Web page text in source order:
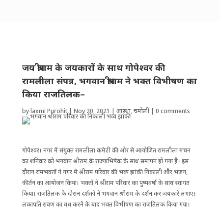
जय श्रीराम के जयकारों के साथ गोपेश्वर की
रामलीला संपन्न, भगवान श्रीराम ने भक्त विभीषण का
किया राजतिलक–
bylaxmi Purohit| Nov 20, 2021 | आस्था,चमोली| 0 comments
गोपेश्वर। नगर में संयुक्त रामलीला कमेटी की ओर से आयोजित रामलीला मंचन
का शनिवार को भगवान ‌श्रीराम के राज्याभिषेक के साथ समापन हो गया है। इस
दौरान रामभक्तों ने नगर में श्रीराम परिवार की भव्य झांकी निकाली और भजन,
कीर्तन का आयोजन किया। भक्तों ने श्रीराम परिवार का पुष्पवर्षा के साथ स्वागत
किया। राजतिलक के दौरान दर्शकों ने भगवान श्रीराम के दर्शन कर जयकारे लगाए।
लंकापति रावण का वध करने के बाद भक्त वि‌भीषण का राजतिलक किया गया।